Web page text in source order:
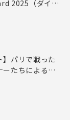
2025（ダイジ
】パリで戦った
ーたちによるシ
Tokyo New